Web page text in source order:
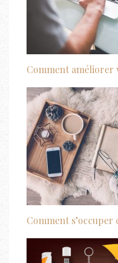
Comment
Comment s’occuper